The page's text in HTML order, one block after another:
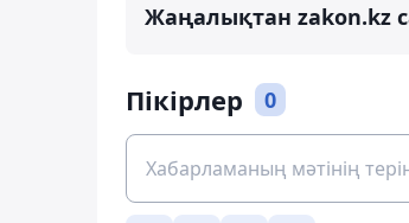
Жаңалықтан zakon.kz
Пікірлер 0